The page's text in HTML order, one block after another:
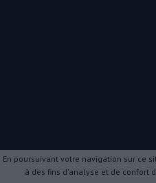
En poursuivant votre navigation sur ce
à des fins d'analyse et de confort